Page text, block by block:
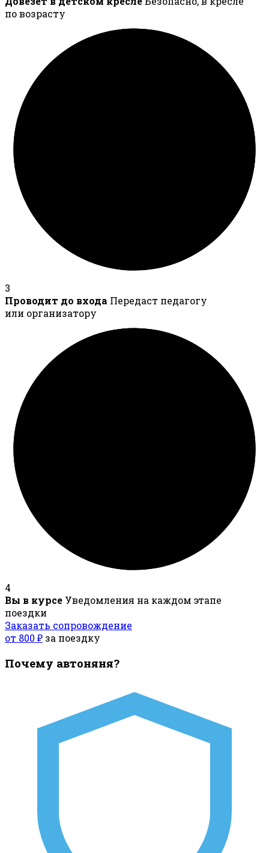
по возрасту
3
Проводит до входа Передаст педагогу
или организатору
4
Вы в курсе Уведомления на каждом этапе
поездки
Заказать сопровождение
от 800 ₽ за поездку
Почему автоняня?